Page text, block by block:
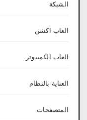
الشبكة
العاب اكشن
العاب الكمبيوتر
العناية بالنظام
المتصفحات